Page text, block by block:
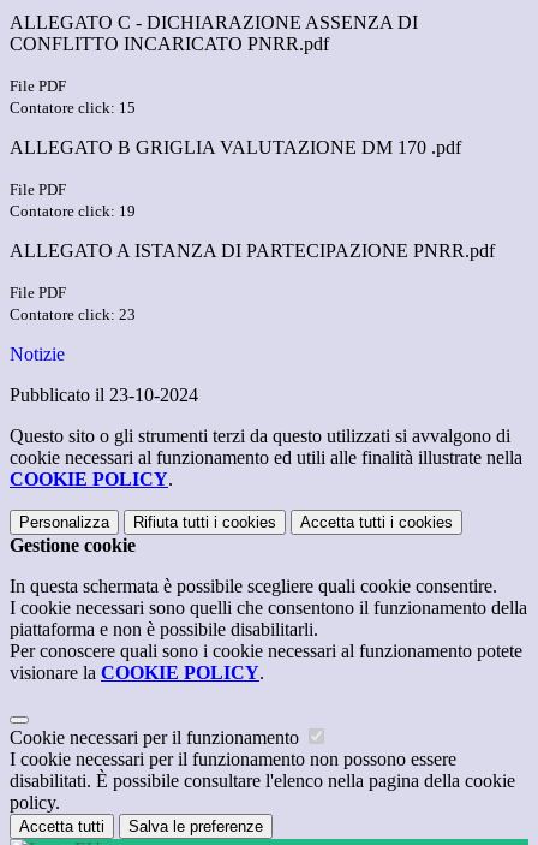
ALLEGATO C - DICHIARAZIONE ASSENZA DI
CONFLITTO INCARICATO PNRR.pdf
File PDF
Contatore click: 15
ALLEGATO B GRIGLIA VALUTAZIONE DM 170 .pdf
File PDF
Contatore click: 19
ALLEGATO A ISTANZA DI PARTECIPAZIONE PNRR.pdf
File PDF
Contatore click: 23
Notizie
Pubblicato il 23-10-2024
Questo sito o gli strumenti terzi da questo utilizzati si avvalgono di
cookie necessari al funzionamento ed utili alle finalità illustrate nella
COOKIE POLICY.
Personalizza Rifiuta tutti i cookies Accetta tutti i cookies
Gestione cookie
In questa schermata è possibile scegliere quali cookie consentire.
I cookie necessari sono quelli che consentono il funzionamento della
piattaforma e non è possibile disabilitarli.
Per conoscere quali sono i cookie necessari al funzionamento potete
visionare la COOKIE POLICY.
Cookie necessari per il funzionamento
I cookie necessari per il funzionamento non possono essere
disabilitati. È possibile consultare l'elenco nella pagina della cookie
policy.
Accetta tutti Salva le preferenze